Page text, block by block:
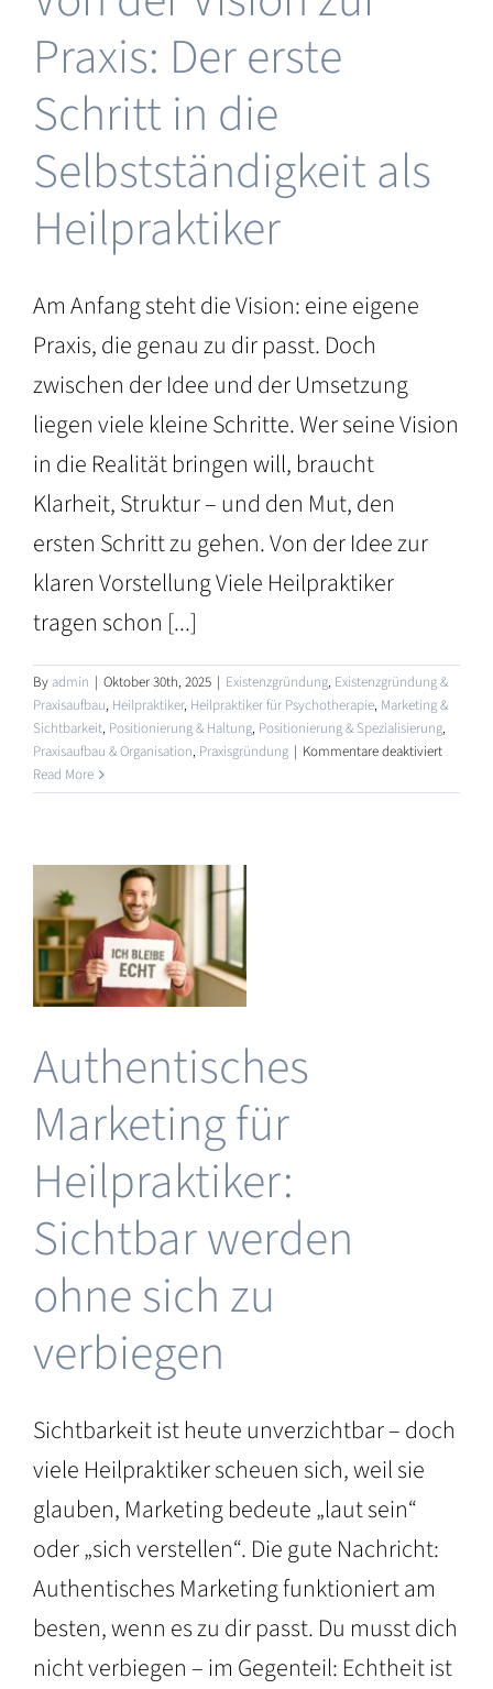
Praxis: Der erste
Schritt in die
Selbstständigkeit als
Heilpraktiker
Am Anfang steht die Vision: eine eigene
Praxis, die genau zu dir passt. Doch
zwischen der Idee und der Umsetzung
liegen viele kleine Schritte. Wer seine Vision
in die Realität bringen will, braucht
Klarheit, Struktur – und den Mut, den
ersten Schritt zu gehen. Von der Idee zur
klaren Vorstellung Viele Heilpraktiker
tragen schon [...]
Byadmin | Oktober 30th, 2025 | Existenzgründung, Existenzgründung &
Praxisaufbau, Heilpraktiker, Heilpraktiker für Psychotherapie, Marketing &
Sichtbarkeit, Positionierung & Haltung, Positionierung & Spezialisierung,
Praxisaufbau & Organisation, Praxisgründung | Kommentare deaktiviertfür
der
Read More
Authentisches
Marketing für
Heilpraktiker:
Sichtbar werden
ohne sich zu
verbiegen
Sichtbarkeit ist heute unverzichtbar – doch
viele Heilpraktiker scheuen sich, weil sie
glauben, Marketing bedeute „laut sein“
oder „sich verstellen“. Die gute Nachricht:
Authentisches Marketing funktioniert am
besten, wenn es zu dir passt. Du musst dich
nicht verbiegen – im Gegenteil: Echtheit ist